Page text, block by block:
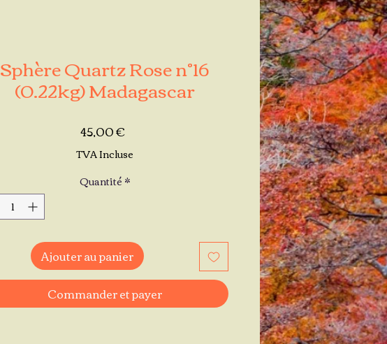
Sphère Quartz Rose n°16
(0.22kg) Madagascar
45,00 €Prix
TVA Incluse
Quantité*
Ajouter au panier
Commander et payer